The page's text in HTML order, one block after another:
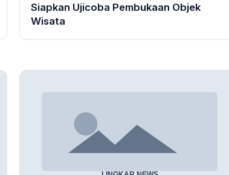
Siapkan Ujicoba Pembukaan Objek
Wisata